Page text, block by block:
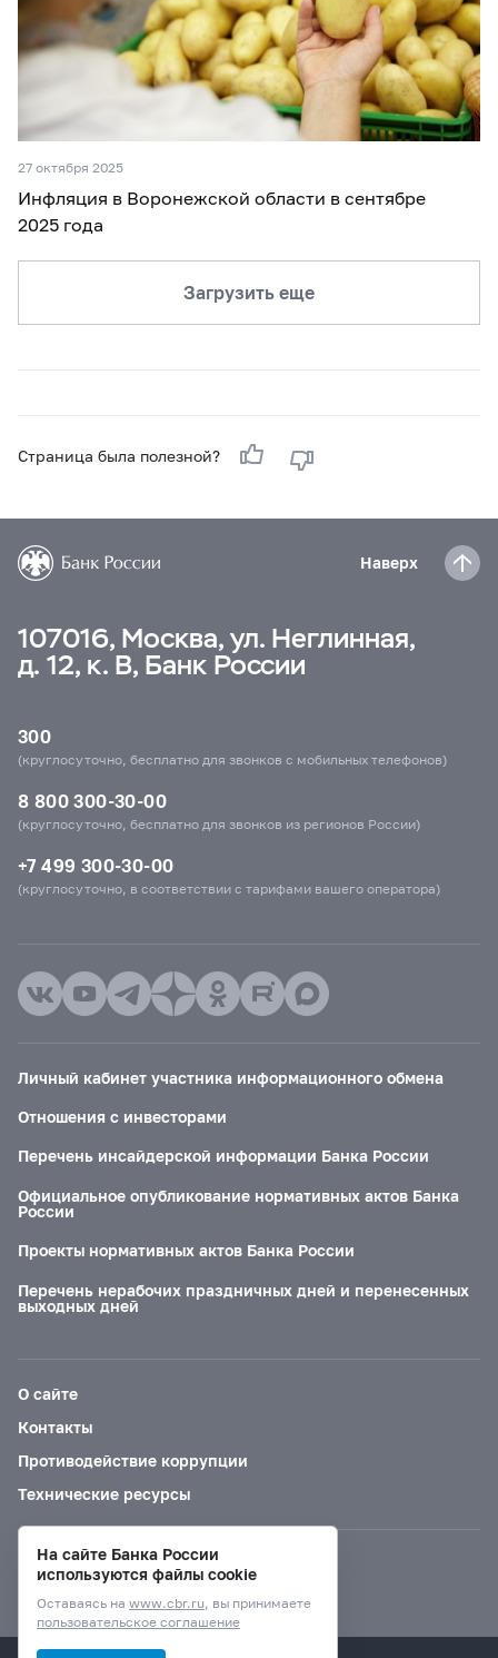
27 октября 2025
Инфляция в Воронежской области в сентябре
2025 года
Загрузить еще
Страница была полезной?
Наверх
107016, Москва, ул. Неглинная,
д. 12, к. В, Банк России
300
(круглосуточно, бесплатно для звонков с мобильных телефонов)
8 800 300-30-00
(круглосуточно, бесплатно для звонков из регионов России)
+7 499 300-30-00
(круглосуточно, в соответствии с тарифами вашего оператора)
Личный кабинет участника информационного обмена
Отношения с инвесторами
Перечень инсайдерской информации Банка России
Официальное опубликование нормативных актов Банка
России
Проекты нормативных актов Банка России
Перечень нерабочих праздничных дней и перенесенных
выходных дней
О сайте
Контакты
Противодействие коррупции
Технические ресурсы
Версия для слабовидящих
На сайте Банка России
используются файлы cookie
Оставаясь на www.cbr.ru, вы принимаете
пользовательское соглашение